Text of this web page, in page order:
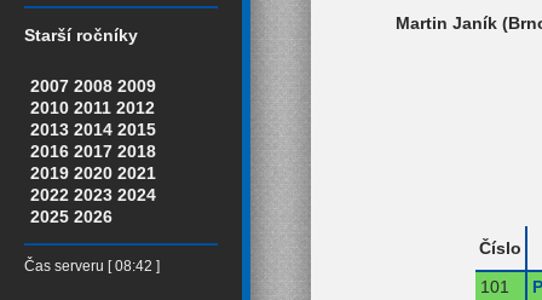
Starší ročníky
2007 2008 2009
2010 2011 2012
2013 2014 2015
2016 2017 2018
2019 2020 2021
2022 2023 2024
2025 2026
Čas serveru [ 08:42 ]
Martin Janík
Číslo
101